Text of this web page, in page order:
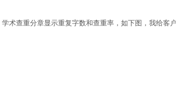
术查重分章显示重复字数和查重率，如下图，我给